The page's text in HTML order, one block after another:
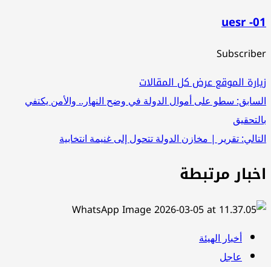
uesr -01
Subscriber
زيارة الموقععرض كل المقالات
تصفّح
المقالات
السابق: سطو على أموال الدولة في وضح النهار.. والأمن يكتفي
بالتحقيق
التالي: تقرير | مخازن الدولة تتحول إلى غنيمة انتخابية
اخبار مرتبطة
أخبار الهيئة
عاجل